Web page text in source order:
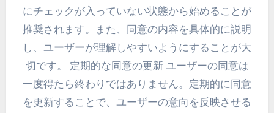
にチェックが入っていない状態から始めることが
推奨されます。また、同意の内容を具体的に説明
し、ユーザーが理解しやすいようにすることが大
切です。 定期的な同意の更新 ユーザーの同意は
一度得たら終わりではありません。定期的に同意
を更新することで、ユーザーの意向を反映させる